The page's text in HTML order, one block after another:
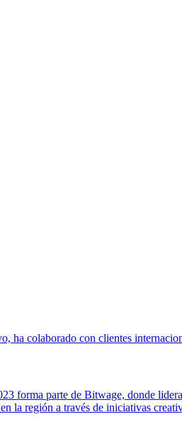
ha colaborado con clientes
forma parte de Bitwage, donde
la región a través de iniciativas